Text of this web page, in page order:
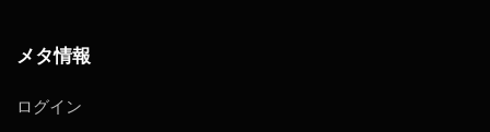
メタ情報
ログイン